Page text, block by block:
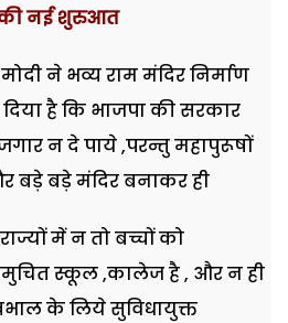
नई शुरुआत
ने भव्य राम मंदिर निर्माण
है कि भाजपा की सरकार
न दे पाये,परन्तु महापुरूषों
बड़े बड़े मंदिर बनाकर ही
में न तो बच्चों को
स्कूल,कालेज है, और न ही
के लिये सुविधायुक्त